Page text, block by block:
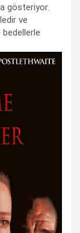
gösteriyor.
ve